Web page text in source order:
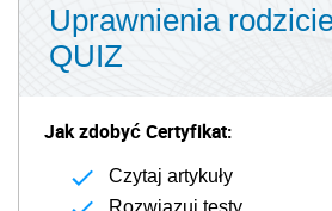
Uprawnienia
QUIZ
Jak zdobyć Certyfikat:
Czytaj artykuły
Rozwiązuj testy